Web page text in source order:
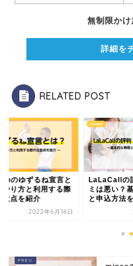
無制限かけ
詳細を
RELATED POST
のゆずるね宣言と
やり方と利用する際
意点を紹介
2022年6月16日
mineo
LaLaCallの
ミは悪い？
と申込方法